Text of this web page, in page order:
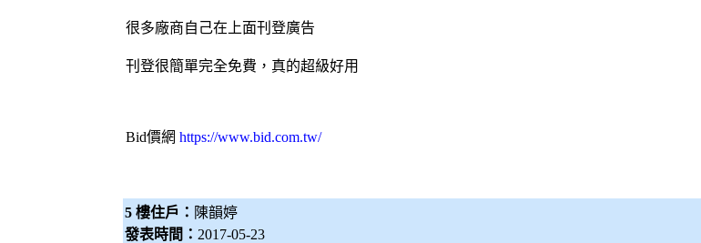
很多廠商自己在上面刊登廣告
刊登很簡單完全免費，真的超級好用
Bid價網 https://www.bid.com.tw/
5 樓住戶： 陳韻婷
發表時間： 2017-05-23